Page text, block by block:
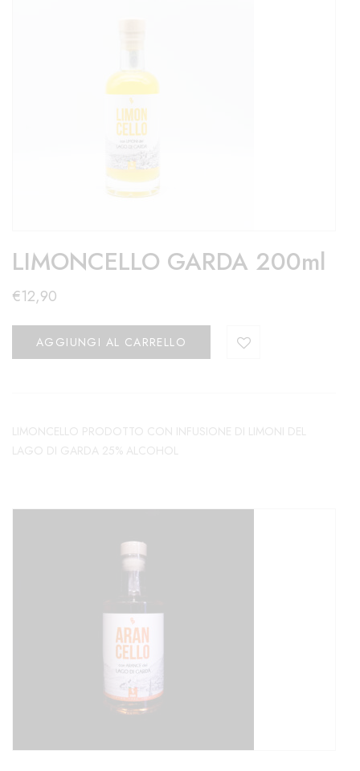
LIMONCELLO GARDA 200ml
€12,90
AGGIUNGI AL CARRELLO
LIMONCELLO PRODOTTO CON INFUSIONE DI LIMONI DEL
LAGO DI GARDA 25% ALCOHOL